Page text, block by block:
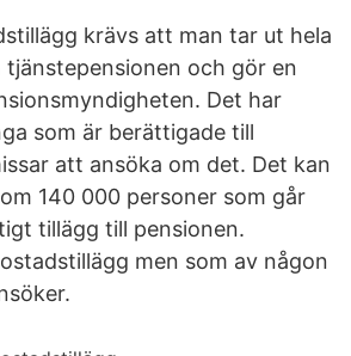
krävs att man tar ut hela
tjänstepensionen och gör en
Det har
som är berättigade till
att ansöka om det. Det kan
140 000 personer som går
tillägg till pensionen.
men som av någon